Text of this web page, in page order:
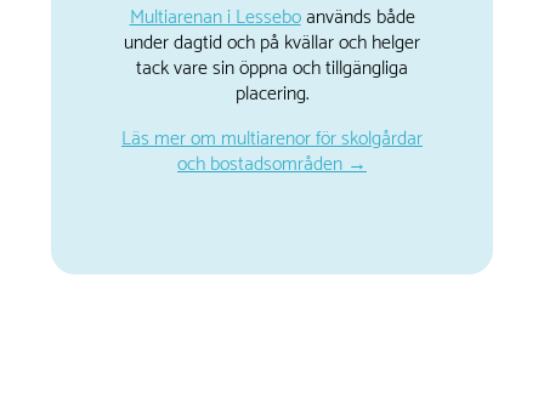
Multiarenan i Lesseboanvänds både
under dagtid och på kvällar och helger
tack vare sin öppna och tillgängliga
placering.
Läs mer om multiarenor för skolgårdar
och bostadsområden →